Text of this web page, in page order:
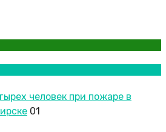
человек при пожаре в
01